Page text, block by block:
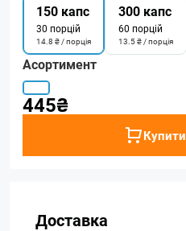
150 капс
30 порцій
14.8 ₴ / порція
300 капс
60 порцій
13.5 ₴ / порція
Асортимент
445₴
Купити
Доставка